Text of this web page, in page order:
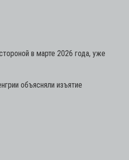
в марте 2026 года, уже
объясняли изъятие